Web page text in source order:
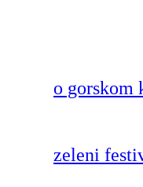
o gorskom
zeleni